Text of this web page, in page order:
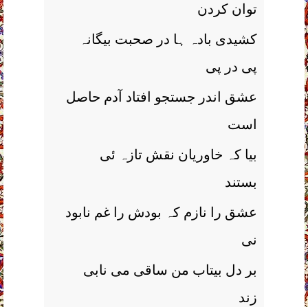
توان کردن
کشیدی بادہ ہا در صحبت بیگانہ
پی در پی
عشق اندر جستجو افتاد آدم حاصل
است
بیا کہ خاوریان نقش تازہ ئی
بستند
عشق را نازم کہ بودش را غم نابود
نی
بر دل بیتاب من ساقی می نابی
زند